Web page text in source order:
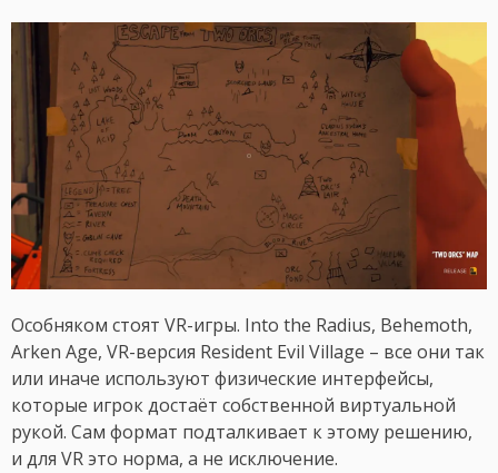
Особняком стоят VR-игры. Into the Radius, Behemoth,
Arken Age, VR-версия Resident Evil Village – все они так
или иначе используют физические интерфейсы,
которые игрок достаёт собственной виртуальной
рукой. Сам формат подталкивает к этому решению,
и для VR это норма, а не исключение.